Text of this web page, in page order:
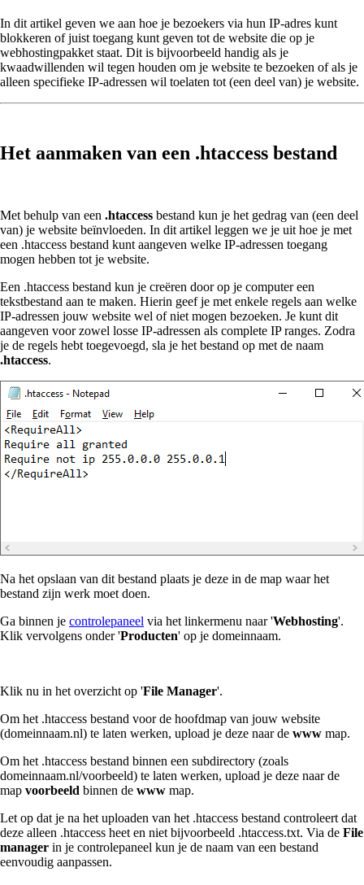
In dit artikel geven we aan hoe je bezoekers via hun IP-adres kunt
blokkeren of juist toegang kunt geven tot de website die op je
webhostingpakket staat. Dit is bijvoorbeeld handig als je
kwaadwillenden wil tegen houden om je website te bezoeken of als je
alleen specifieke IP-adressen wil toelaten tot (een deel van) je website.
Het aanmaken van een .htaccess bestand
Met behulp van een .htaccess bestand kun je het gedrag van (een deel
van) je website beïnvloeden. In dit artikel leggen we je uit hoe je met
een .htaccess bestand kunt aangeven welke IP-adressen toegang
mogen hebben tot je website.
Een .htaccess bestand kun je creëren door op je computer een
tekstbestand aan te maken. Hierin geef je met enkele regels aan welke
IP-adressen jouw website wel of niet mogen bezoeken. Je kunt dit
aangeven voor zowel losse IP-adressen als complete IP ranges. Zodra
je de regels hebt toegevoegd, sla je het bestand op met de naam
.htaccess.
Na het opslaan van dit bestand plaats je deze in de map waar het
bestand zijn werk moet doen.
Ga binnen je controlepaneel via het linkermenu naar 'Webhosting'.
Klik vervolgens onder 'Producten' op je domeinnaam.
Klik nu in het overzicht op 'File Manager'.
Om het .htaccess bestand voor de hoofdmap van jouw website
(domeinnaam.nl) te laten werken, upload je deze naar de www map.
Om het .htaccess bestand binnen een subdirectory (zoals
domeinnaam.nl/voorbeeld) te laten werken, upload je deze naar de
map voorbeeld binnen de www map.
Let op dat je na het uploaden van het .htaccess bestand controleert dat
deze alleen .htaccess heet en niet bijvoorbeeld .htaccess.txt. Via de File
manager in je controlepaneel kun je de naam van een bestand
eenvoudig aanpassen.